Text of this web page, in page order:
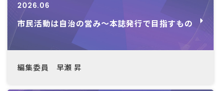
2026.06
市民活動は自治の営み～本誌発行で目指すもの
編集委員 早瀬 昇